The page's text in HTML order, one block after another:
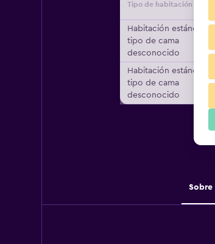
Tipo de habitación
Habitación estándar,
tipo de cama
desconocido
Habitación estándar,
tipo de cama
desconocido
Sobre